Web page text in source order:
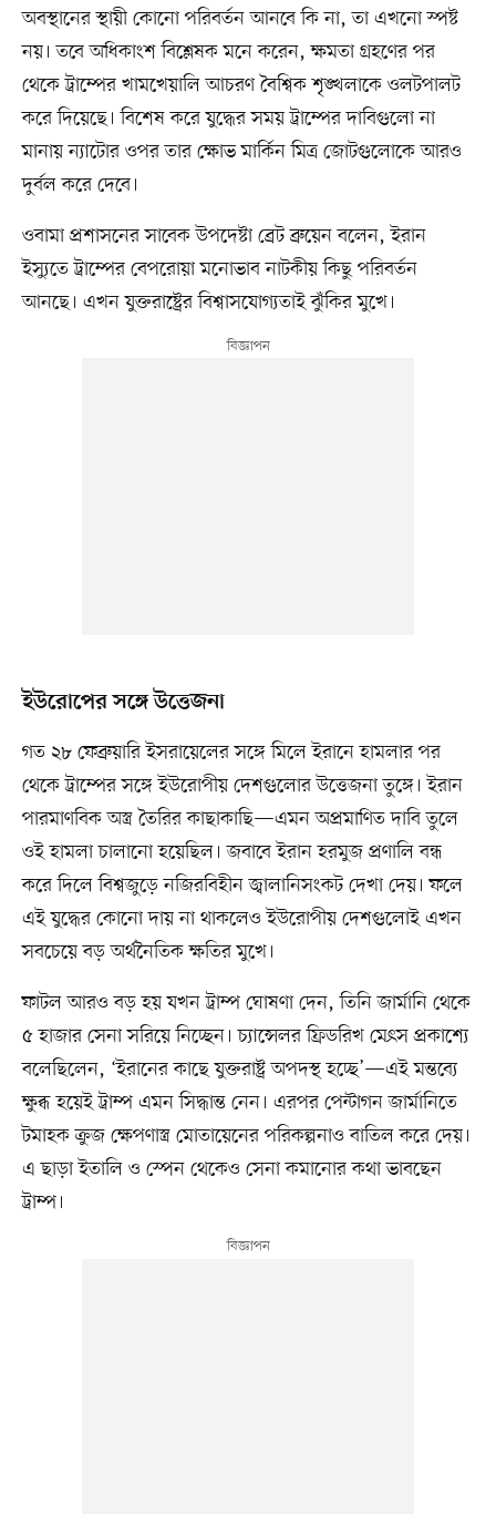
অবস্থানের স্থায়ী কোনো পরিবর্তন আনবে কি না, তা এখনো স্পষ্ট
নয়। তবে অধিকাংশ বিশ্লেষক মনে করেন, ক্ষমতা গ্রহণের পর
থেকে ট্রাম্পের খামখেয়ালি আচরণ বৈশ্বিক শৃঙ্খলাকে ওলটপালট
করে দিয়েছে। বিশেষ করে যুদ্ধের সময় ট্রাম্পের দাবিগুলো না
মানায় ন্যাটোর ওপর তার ক্ষোভ মার্কিন মিত্র জোটগুলোকে আরও
দুর্বল করে দেবে।
ওবামা প্রশাসনের সাবেক উপদেষ্টা ব্রেট ব্রুয়েন বলেন, ইরান
ইস্যুতে ট্রাম্পের বেপরোয়া মনোভাব নাটকীয় কিছু পরিবর্তন
আনছে। এখন যুক্তরাষ্ট্রের বিশ্বাসযোগ্যতাই ঝুঁকির মুখে।
ইউরোপের সঙ্গে উত্তেজনা
গত ২৮ ফেব্রুয়ারি ইসরায়েলের সঙ্গে মিলে ইরানে হামলার পর
থেকে ট্রাম্পের সঙ্গে ইউরোপীয় দেশগুলোর উত্তেজনা তুঙ্গে। ইরান
পারমাণবিক অস্ত্র তৈরির কাছাকাছি—এমন অপ্রমাণিত দাবি তুলে
ওই হামলা চালানো হয়েছিল। জবাবে ইরান হরমুজ প্রণালি বন্ধ
করে দিলে বিশ্বজুড়ে নজিরবিহীন জ্বালানিসংকট দেখা দেয়। ফলে
এই যুদ্ধের কোনো দায় না থাকলেও ইউরোপীয় দেশগুলোই এখন
সবচেয়ে বড় অর্থনৈতিক ক্ষতির মুখে।
ফাটল আরও বড় হয় যখন ট্রাম্প ঘোষণা দেন, তিনি জার্মানি থেকে
৫ হাজার সেনা সরিয়ে নিচ্ছেন। চ্যান্সেলর ফ্রিডরিখ মের্ৎস প্রকাশ্যে
বলেছিলেন, ‘ইরানের কাছে যুক্তরাষ্ট্র অপদস্থ হচ্ছে’—এই মন্তব্যে
ক্ষুব্ধ হয়েই ট্রাম্প এমন সিদ্ধান্ত নেন। এরপর পেন্টাগন জার্মানিতে
টমাহক ক্রুজ ক্ষেপণাস্ত্র মোতায়েনের পরিকল্পনাও বাতিল করে দেয়।
এ ছাড়া ইতালি ও স্পেন থেকেও সেনা কমানোর কথা ভাবছেন
ট্রাম্প।